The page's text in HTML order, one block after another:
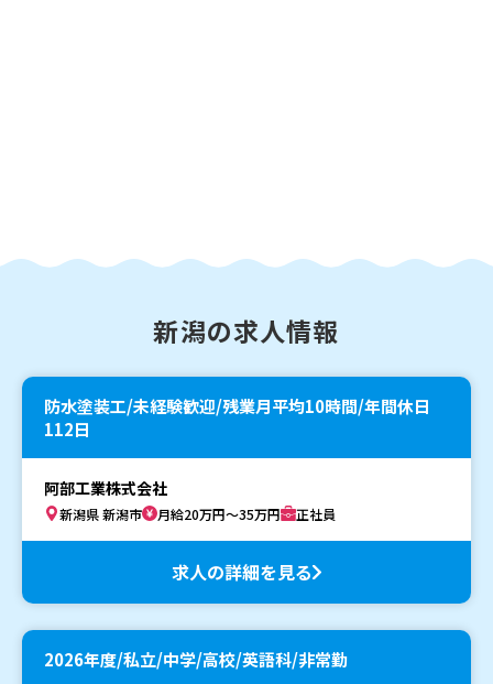
新潟の求人情報
防水塗装工/未経験歓迎/残業月平均10時間/年間休日
112日
阿部工業株式会社
新潟県 新潟市 月給20万円～35万円 正社員
求人の詳細を見る
2026年度/私立/中学/高校/英語科/非常勤